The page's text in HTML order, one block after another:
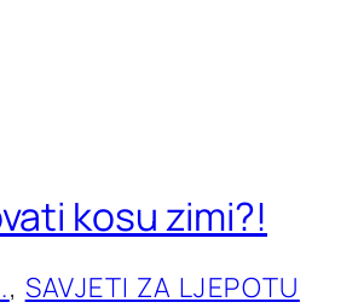
kosu zimi?!
, SAVJETI ZA LJEPOTU